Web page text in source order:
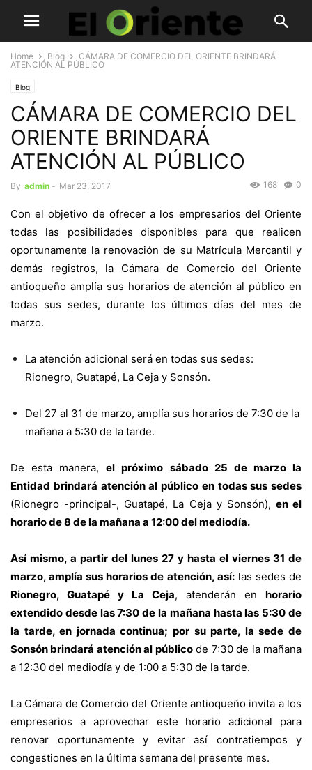
Home Blog
CÁMARA DE COMERCIO DEL ORIENTE BRINDARÁ
ATENCIÓN AL PÚBLICO
Blog
CÁMARA DE COMERCIO DEL
ORIENTE BRINDARÁ
ATENCIÓN AL PÚBLICO
By admin - Mar 23, 2017 0
168
Con el objetivo de ofrecer a los empresarios del Oriente
todas las posibilidades disponibles para que realicen
oportunamente la renovación de su Matrícula Mercantil y
demás registros, la Cámara de Comercio del Oriente
antioqueño amplía sus horarios de atención al público en
todas sus sedes, durante los últimos días del mes de
marzo.
La atención adicional será en todas sus sedes:
Rionegro, Guatapé, La Ceja y Sonsón.
Del 27 al 31 de marzo, amplía sus horarios de 7:30 de la
mañana a 5:30 de la tarde.
De esta manera,el próximo sábado 25 de marzo la
Entidad brindará atención al público en todas sus sedes
(Rionegro -principal-, Guatapé, La Ceja y Sonsón), en el
horario de 8 de la mañana a 12:00 del mediodía.
Así mismo, a partir del lunes 27 y hasta el viernes 31 de
marzo, amplía sus horarios de atención, así:las sedes de
Rionegro, Guatapé y La Ceja, atenderán en horario
extendido desde las 7:30 de la mañana hasta las 5:30 de
la tarde, en jornada continua; por su parte, la sede de
Sonsón brindará atención al públicode 7:30 de la mañana
a 12:30 del mediodía y de 1:00 a 5:30 de la tarde.
La Cámara de Comercio del Oriente antioqueño invita a los
empresarios a aprovechar este horario adicional para
renovar oportunamente y evitar así contratiempos y
congestiones en la última semana del presente mes.